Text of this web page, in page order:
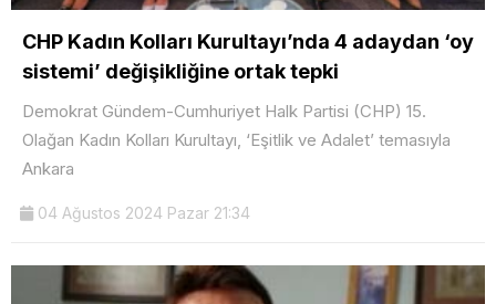
CHP Kadın Kolları Kurultayı’nda 4 adaydan ‘oy
sistemi’ değişikliğine ortak tepki
Demokrat Gündem-Cumhuriyet Halk Partisi (CHP) 15.
Olağan Kadın Kolları Kurultayı, ‘Eşitlik ve Adalet’ temasıyla
Ankara
04 Ağustos 2024 Pazar 21:34